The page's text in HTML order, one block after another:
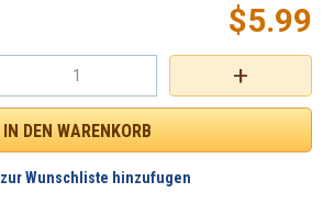
+
$5.99
zur Wunschliste hinzufugen